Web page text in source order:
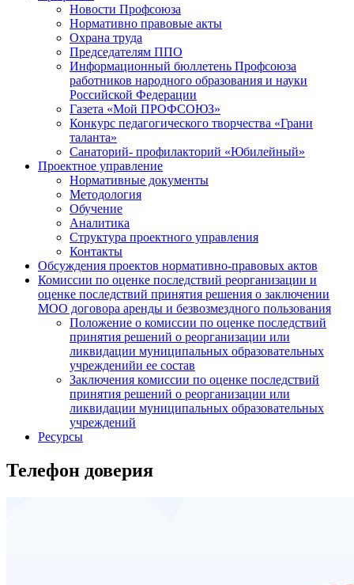
Новости Профсоюза
Нормативно правовые акты
Охрана труда
Председателям ППО
Информационный бюллетень Профсоюза
работников народного образования и науки
Российской Федерации
Газета «Мой ПРОФСОЮЗ»
Конкурс педагогического творчества «Грани
таланта»
Санаторий- профилакторий «Юбилейный»
Проектное управление
Нормативные документы
Методология
Обучение
Аналитика
Структура проектного управления
Контакты
Обсуждения проектов нормативно-правовых актов
Комиссии по оценке последствий реорганизации и
оценке последствий принятия решения о заключении
МОО договора аренды и безвозмездного пользования
Положение о комиссии по оценке последствий
принятия решений о реорганизации или
ликвидации муниципальных образовательных
учрежденийи ее состав
Заключения комиссии по оценке последствий
принятия решений о реорганизации или
ликвидации муниципальных образовательных
учреждений
Ресурсы
Телефон доверия